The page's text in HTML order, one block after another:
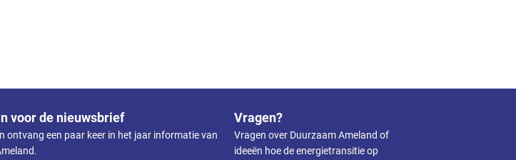
voor de nieuwsbrief
ontvang een paar keer in het jaar informatie van
Vragen?
Vragen over Duurzaam Ameland of
ideeën hoe de energietransitie op